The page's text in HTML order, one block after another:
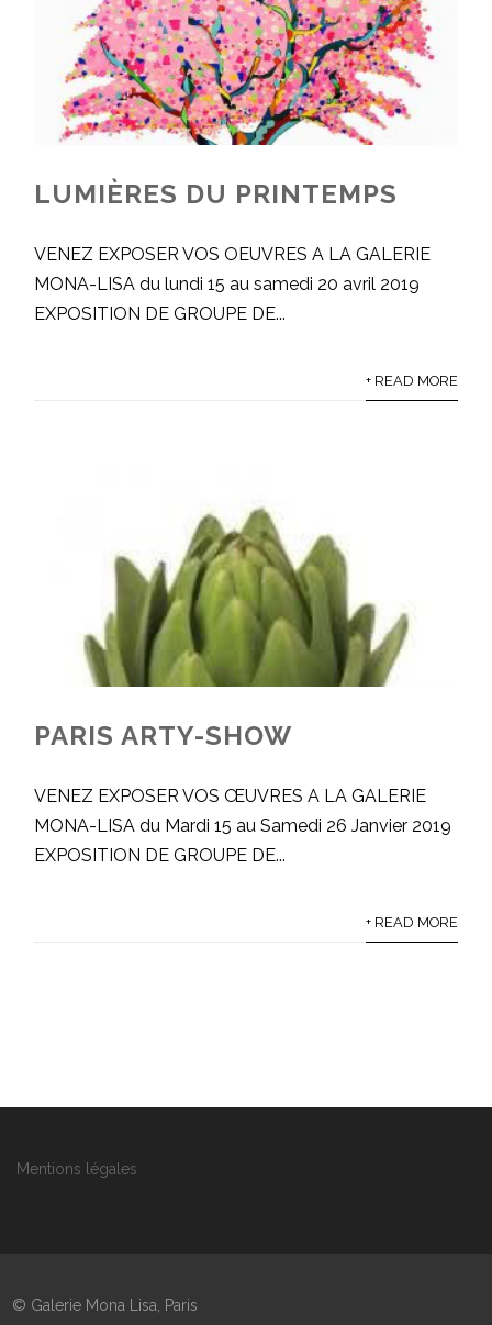
LUMIÈRES DU PRINTEMPS
VENEZ EXPOSER VOS OEUVRES A LA GALERIE
MONA-LISA du lundi 15 au samedi 20 avril 2019
EXPOSITION DE GROUPE DE...
+ READ MORE
PARIS ARTY-SHOW
VENEZ EXPOSER VOS ŒUVRES A LA GALERIE
MONA-LISA du Mardi 15 au Samedi 26 Janvier 2019
EXPOSITION DE GROUPE DE...
+ READ MORE
Mentions légales
© Galerie Mona Lisa, Paris